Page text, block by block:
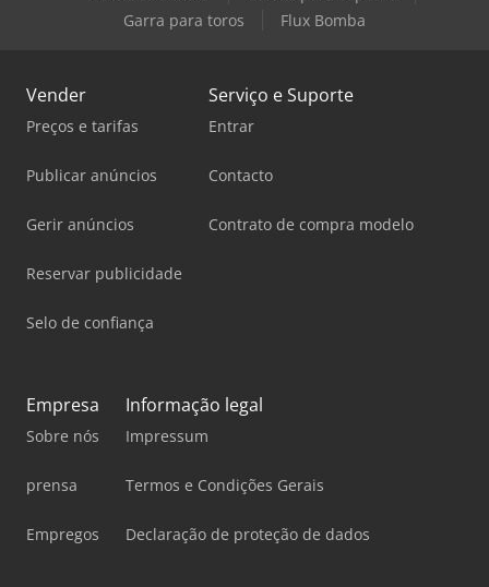
Garra para toros
Flux Bomba
Vender
Preços e tarifas
Publicar anúncios
Gerir anúncios
Reservar publicidade
Selo de confiança
Serviço e Suporte
Entrar
Contacto
Contrato de compra modelo
Empresa
Sobre nós
prensa
Empregos
Informação legal
Impressum
Termos e Condições Gerais
Declaração de proteção de dados